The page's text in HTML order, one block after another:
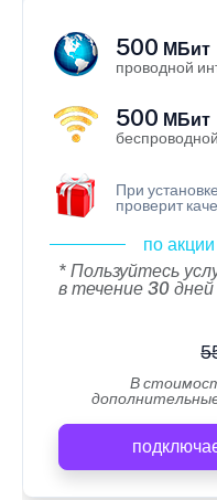
500 МБит
проводной
500 МБит
При
проверит
по
* Пользуйтесь
в течение 30
В